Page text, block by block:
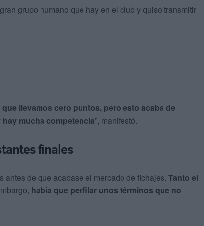
grupo humano que hay en el club y quiso transmitir
llevamos cero puntos, pero esto acaba de
mucha competencia”, manifestó.
finales
de que acabase el mercado de fichajes. Tanto el
había que perfilar unos términos que no